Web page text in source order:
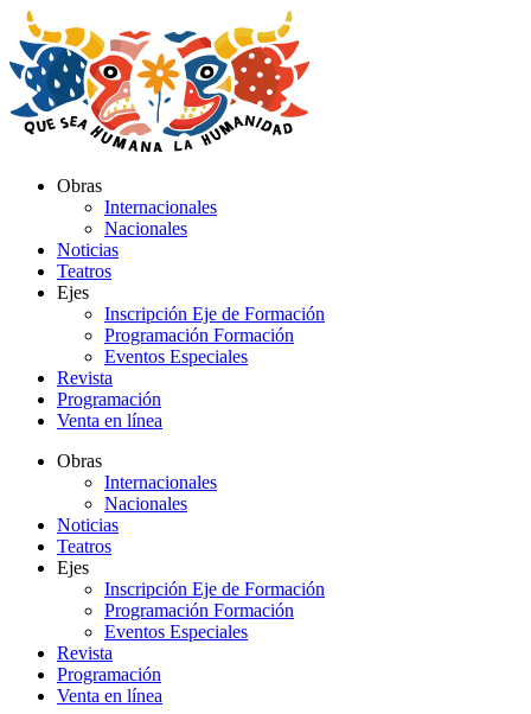
al
contenido
Obras
Internacionales
Nacionales
Noticias
Teatros
Ejes
Inscripción Eje de Formación
Programación Formación
Eventos Especiales
Revista
Programación
Venta en línea
Obras
Internacionales
Nacionales
Noticias
Teatros
Ejes
Inscripción Eje de Formación
Programación Formación
Eventos Especiales
Revista
Programación
Venta en línea